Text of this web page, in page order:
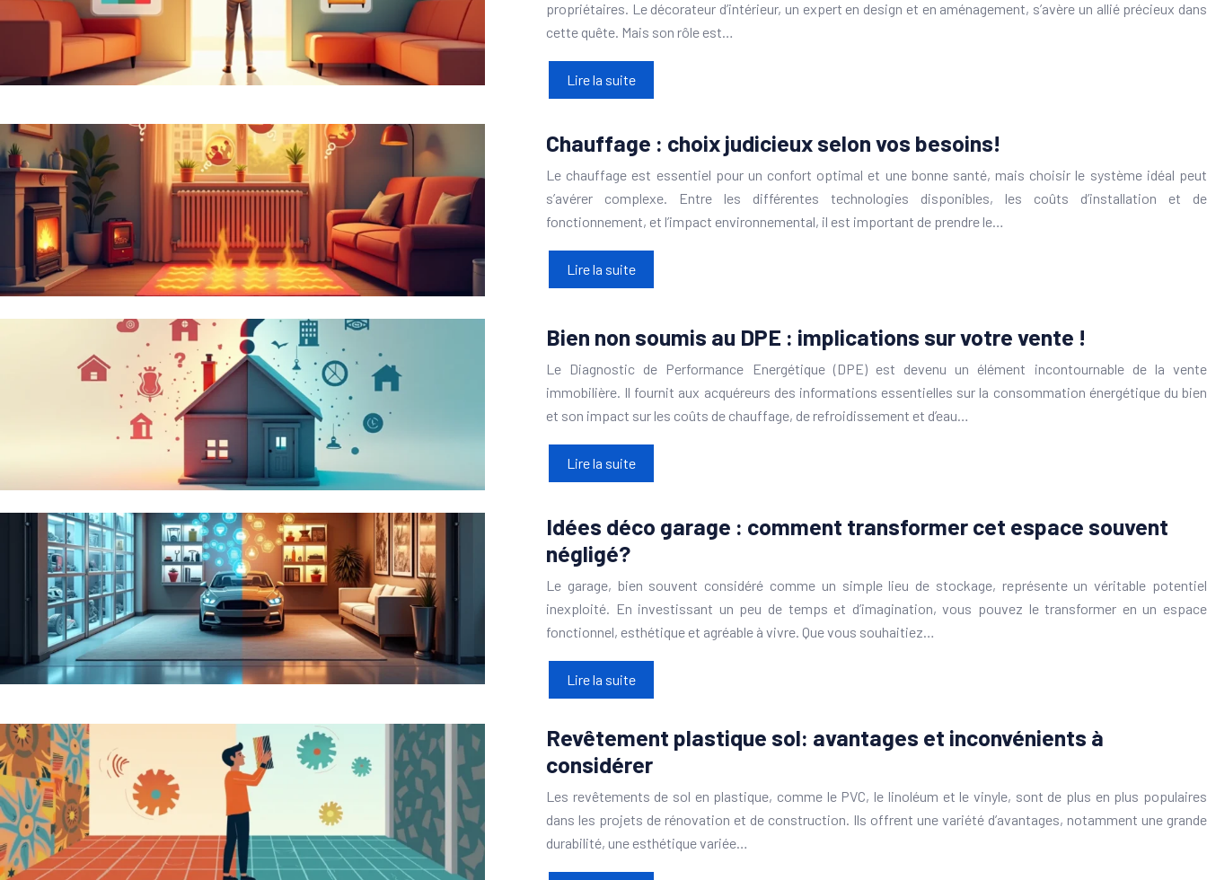
propriétaires. Le décorateur d’intérieur, un expert en design et en aménagement, s’avère un allié précieux dans
cette quête. Mais son rôle est…
Lire la suite
Chauffage : choix judicieux selon vos besoins!
Le chauffage est essentiel pour un confort optimal et une bonne santé, mais choisir le système idéal peut
s’avérer complexe. Entre les différentes technologies disponibles, les coûts d’installation et de
fonctionnement, et l’impact environnemental, il est important de prendre le…
Lire la suite
Bien non soumis au DPE : implications sur votre vente !
Le Diagnostic de Performance Energétique (DPE) est devenu un élément incontournable de la vente
immobilière. Il fournit aux acquéreurs des informations essentielles sur la consommation énergétique du bien
et son impact sur les coûts de chauffage, de refroidissement et d’eau…
Lire la suite
Idées déco garage : comment transformer cet espace souvent
négligé?
Le garage, bien souvent considéré comme un simple lieu de stockage, représente un véritable potentiel
inexploité. En investissant un peu de temps et d’imagination, vous pouvez le transformer en un espace
fonctionnel, esthétique et agréable à vivre. Que vous souhaitiez…
Lire la suite
Revêtement plastique sol: avantages et inconvénients à
considérer
Les revêtements de sol en plastique, comme le PVC, le linoléum et le vinyle, sont de plus en plus populaires
dans les projets de rénovation et de construction. Ils offrent une variété d’avantages, notamment une grande
durabilité, une esthétique variée…